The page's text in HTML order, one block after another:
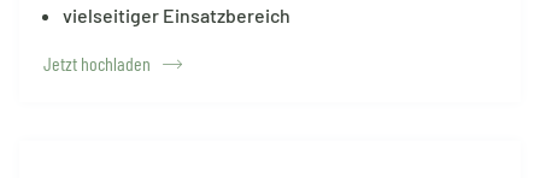
vielseitiger Einsatzbereich
Jetzt hochladen